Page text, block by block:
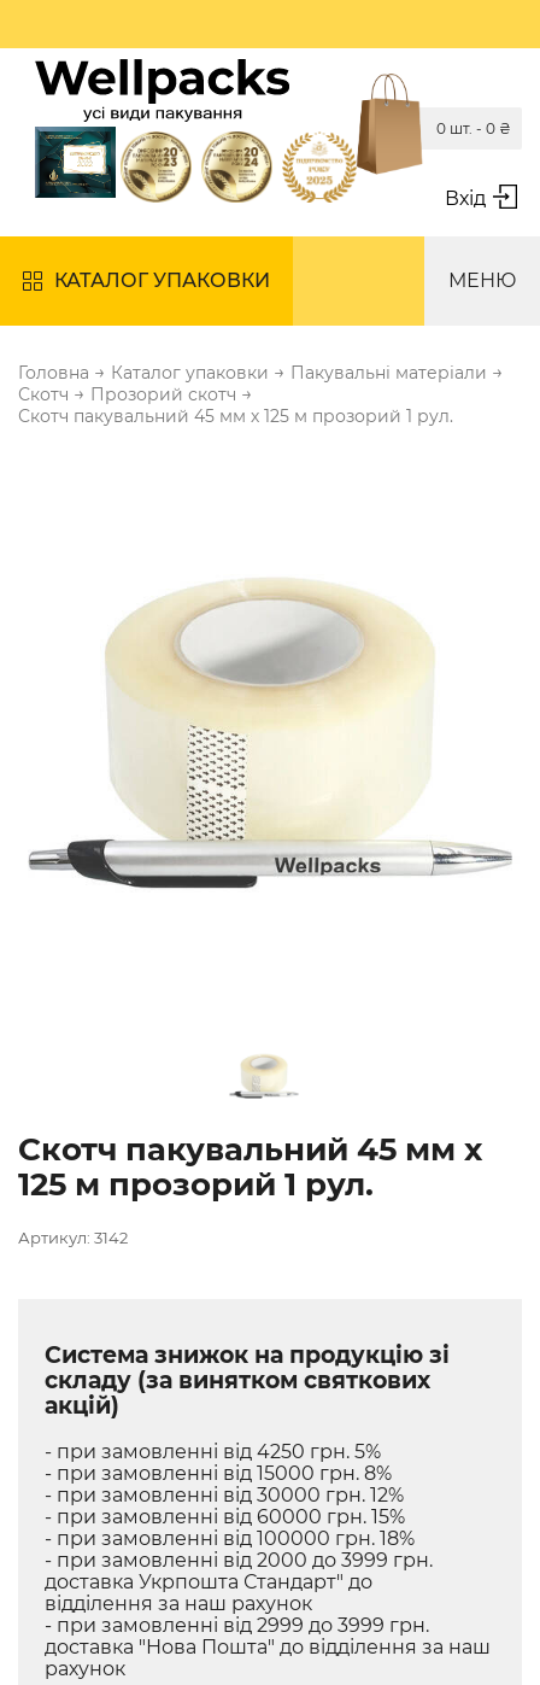
Вхід
0 шт. - 0 ₴
КАТАЛОГ УПАКОВКИ МЕНЮ
Головна → Каталог упаковки → Пакувальні матеріали →
Скотч → Прозорий скотч →
Скотч пакувальний 45 мм х 125 м прозорий 1 рул.
Скотч пакувальний 45 мм х
125 м прозорий 1 рул.
Артикул: 3142
Система знижок на продукцію зі
складу (за винятком святкових
акцій)
- при замовленні від 4250 грн. 5%
- при замовленні від 15000 грн. 8%
- при замовленні від 30000 грн. 12%
- при замовленні від 60000 грн. 15%
- при замовленні від 100000 грн. 18%
- при замовленні від 2000 до 3999 грн.
доставка Укрпошта Стандарт" до
відділення за наш рахунок
- при замовленні від 2999 до 3999 грн.
доставка "Нова Пошта" до відділення за наш
рахунок